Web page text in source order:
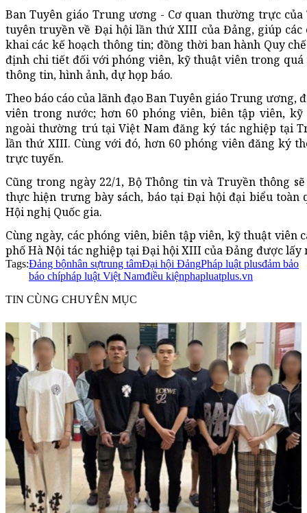
Ban Tuyên giáo Trung ương - Cơ quan thường trực
tuyên truyền về Đại hội lần thứ XIII của Đảng, giúp
khai các kế hoạch thông tin; đồng thời ban hành Quy
định chi tiết đối với phóng viên, kỹ thuật viên trong
thông tin, hình ảnh, dự họp báo.
Theo báo cáo của lãnh đạo Ban Tuyên giáo Trung ương,
viên trong nước; hơn 60 phóng viên, biên tập viên,
ngoài thường trú tại Việt Nam đăng ký tác nghiệp tại
lần thứ XIII. Cùng với đó, hơn 60 phóng viên đăng ký
trực tuyến.
Cũng trong ngày 22/1, Bộ Thông tin và Truyền thông
thực hiện trưng bày sách, báo tại Đại hội đại biểu
Hội nghị Quốc gia.
Cùng ngày, các phóng viên, biên tập viên, kỹ thuật viên
phố Hà Nội tác nghiệp tại Đại hội XIII của Đảng được lấy
Tags:Đảng bộnhân sựtrung tâmĐại hội ĐảngPháp luật plusđảm bảo
báo chípháp luật Việt Namđiều kiệnphapluatplus.vn
TIN CÙNG CHUYÊN MỤC